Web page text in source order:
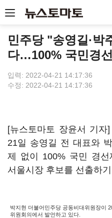
민주당 "송영길·박
다…100% 국민경
입력: 2022-04-21 14:17:36
수정: 2022-04-21 14:17:36
[뉴스토마토 장윤서 기자
21일 송영길 전 대표와
제 없이 100% 국민 경선
서울시장 후보를 선출하
박지현 더불어민주당 공동비대위원장이
위원회의에서 발언하고 있다.